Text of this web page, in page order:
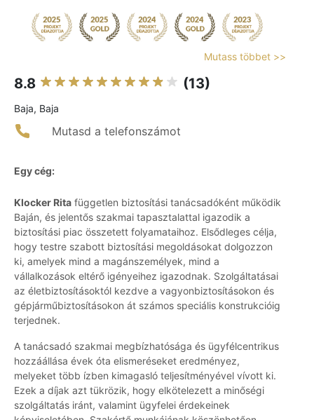
Mutass többet >>
8.8 (13)
Baja, Baja
Mutasd a telefonszámot
Egy cég:
Klocker Rita független biztosítási tanácsadóként működik
Baján, és jelentős szakmai tapasztalattal igazodik a
biztosítási piac összetett folyamataihoz. Elsődleges célja,
hogy testre szabott biztosítási megoldásokat dolgozzon
ki, amelyek mind a magánszemélyek, mind a
vállalkozások eltérő igényeihez igazodnak. Szolgáltatásai
az életbiztosításoktól kezdve a vagyonbiztosításokon és
gépjárműbiztosításokon át számos speciális konstrukcióig
terjednek.
A tanácsadó szakmai megbízhatósága és ügyfélcentrikus
hozzáállása évek óta elismeréseket eredményez,
melyeket több ízben kimagasló teljesítményével vívott ki.
Ezek a díjak azt tükrözik, hogy elkötelezett a minőségi
szolgáltatás iránt, valamint ügyfelei érdekeinek